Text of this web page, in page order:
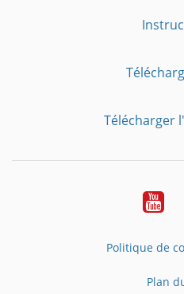
Télécharger
Politique de
Plan